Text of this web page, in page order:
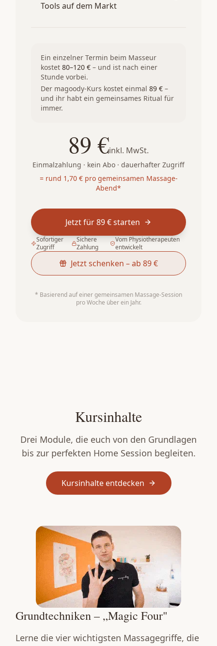
Tools auf dem Markt
Ein einzelner Termin beim Masseur
kostet 80–120 € – und ist nach einer
Stunde vorbei.
Der magoody-Kurs kostet einmal 89 € –
und ihr habt ein gemeinsames Ritual für
immer.
89 €inkl. MwSt.
Einmalzahlung · kein Abo · dauerhafter Zugriff
= rund 1,70 € pro gemeinsamen Massage-
Abend*
Jetzt für 89 € starten
Sofortiger
Zugriff
Sichere
Zahlung
Vom Physiotherapeuten
entwickelt
Jetzt schenken – ab 89 €
* Basierend auf einer gemeinsamen Massage-Session
pro Woche über ein Jahr.
Kursinhalte
Drei Module, die euch von den Grundlagen
bis zur perfekten Home Session begleiten.
Kursinhalte entdecken
Grundtechniken – „Magic Four"
Lerne die vier wichtigsten Massagegriffe, die